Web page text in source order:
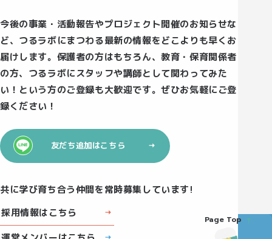
今後の事業・活動報告やプロジェクト開催のお知らせな
ど、つるラボにまつわる最新の情報をどこよりも早くお
届けします。保護者の方はもちろん、教育・保育関係者
の方、つるラボにスタッフや講師として関わってみた
い！という方のご登録も大歓迎です。ぜひお気軽にご登
録ください！
友だち追加はこちら
共に学び育ち合う仲間を常時募集しています!
採用情報はこちら
Page Top